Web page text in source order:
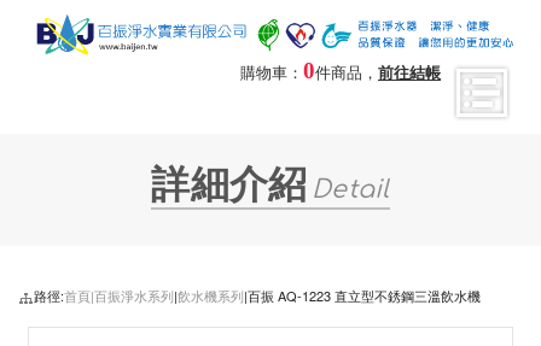
購物車： 0件商品， 前往結帳
詳細介紹 Detail
路徑:首頁|百振淨水系列|飲水機系列|百振 AQ-1223 直立型不銹鋼三溫飲水機